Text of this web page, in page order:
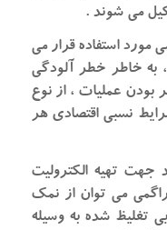
می شوند .
مورد استفاده قرار می
به خاطر خطر آلودگی
عملیات ، از نوع
نسبی اقتصادی هر
تهیه الکترولیت
می توان از نمک
تغلیظ شده به وسیله